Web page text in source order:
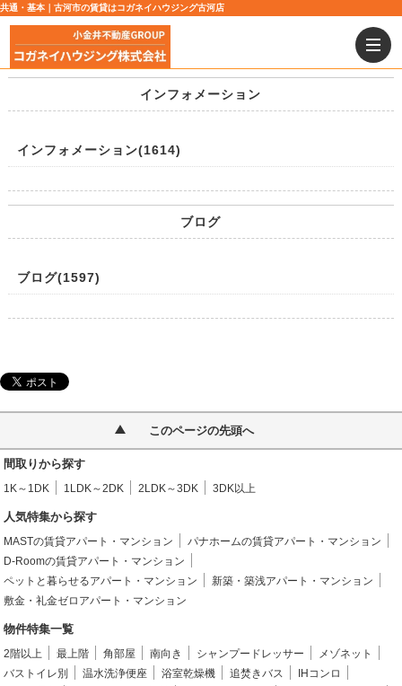
共通・基本｜古河市の賃貸はコガネイハウジング古河店
インフォメーション
インフォメーション(1614)
ブログ
ブログ(1597)
このページの先頭へ
間取りから探す
1K～1DK 1LDK～2DK 2LDK～3DK 3DK以上
人気特集から探す
MASTの賃貸アパート・マンション
パナホームの賃貸アパート・マンション
D-Roomの賃貸アパート・マンション
ペットと暮らせるアパート・マンション
新築・築浅アパート・マンション
敷金・礼金ゼロアパート・マンション
物件特集一覧
2階以上 最上階 角部屋 南向き シャンプードレッサー
メゾネット
バストイレ別
温水洗浄便座 浴室乾燥機 追焚きバス
IHコンロ